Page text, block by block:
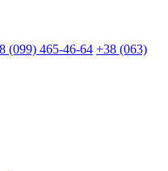
(099) 465-46-64 +38 (063)